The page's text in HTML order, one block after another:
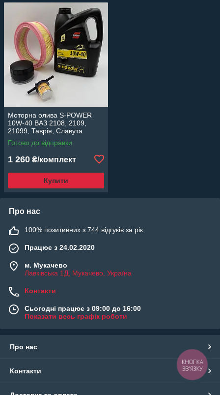
Моторна олива S-POWER
10W-40 ВАЗ 2108, 2109,
21099, Таврія, Славута
карбюратор комплект фільтр
масляний, повітряний,
Готово до відправки
1 260 ₴/комплект
Купити
Про нас
100% позитивних з 744 відгуків за рік
Працює з 24.02.2020
м. Мукачево
Лавківська 1Д, Мукачево, Україна
Контакти
Сьогодні працює з 09:00 до 16:00
Показати весь графік роботи
Про нас
Контакти
КНОПКА
ЗВ'ЯЗКУ